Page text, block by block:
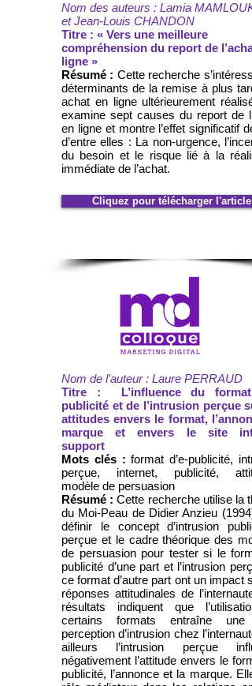
Nom des auteurs : Lamia MAMLOUK
et Jean-Louis CHANDON
Titre : « Vers une meilleure
compréhension du report de
ligne »
Résumé : Cette recherche
déterminants de la remise à plus tard
achat en ligne ultérieurement
examine sept causes du report de
en ligne et montre l’effet significatif
d’entre elles : La non-urgence,
du besoin et le risque lié à la
immédiate de l’achat.
Cliquez pour télécharger l'article
Nom de l'auteur : Laure PERRAUD
Titre : L’influence du format
publicité et de l’intrusion perçue
attitudes envers le format,
marque et envers le site
support
Mots clés : format d’e-publicité,
perçue, internet, publicité,
modèle de persuasion
Résumé : Cette recherche utilise la
du Moi-Peau de Didier Anzieu (1994)
définir le concept d’intrusion
perçue et le cadre théorique des
de persuasion pour tester si le
publicité d’une part et l’intrusion
ce format d’autre part ont un impact
réponses attitudinales de
résultats indiquent que
certains formats entraîne une
perception d’intrusion chez
ailleurs l’intrusion perçue
négativement l’attitude envers le
publicité, l’annonce et la marque.